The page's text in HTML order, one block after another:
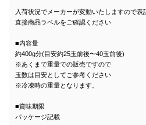
入荷状況でメーカーが変動いたしますので
直接商品ラベルをご確認ください
■内容量
約400g分(目安約25玉前後〜40玉前後)
※あくまで重量での販売ですので
玉数は目安としてご参考ください
※冷凍時の重量となります。
■賞味期限
パッケージ記載